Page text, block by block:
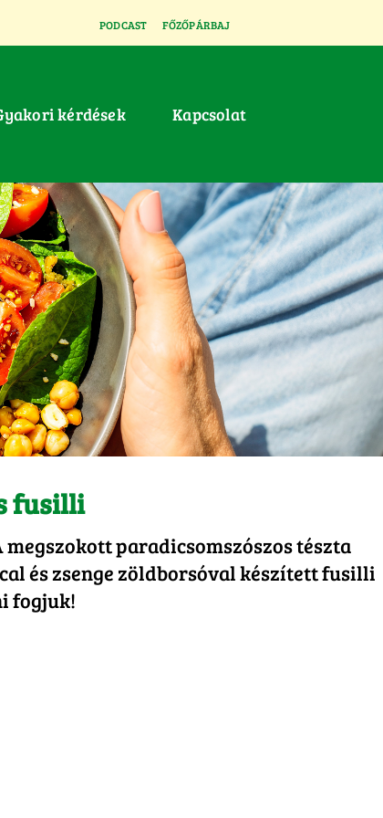
PODCAST FŐZŐPÁRBAJ
Gyakori kérdések Kapcsolat
fusilli
paradicsomszószos tészta
és zsenge zöldborsóval készített fusilli
fogjuk!